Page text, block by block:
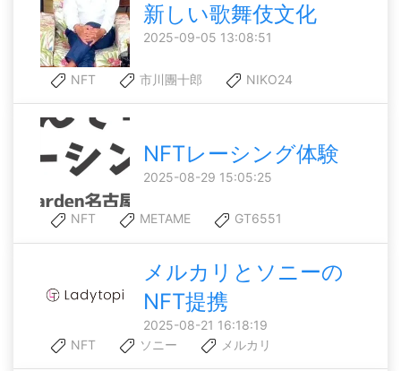
新しい歌舞伎文化
2025-09-05 13:08:51
NFT 市川團十郎 NIKO24
NFTレーシング体験
2025-08-29 15:05:25
NFT METAME GT6551
メルカリとソニーの
NFT提携
2025-08-21 16:18:19
NFT
ソニー メルカリ